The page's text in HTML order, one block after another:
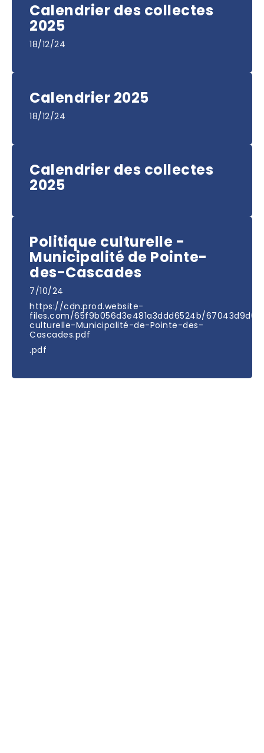
Calendrier des collectes
2025
18/12/24
Calendrier 2025
18/12/24
Calendrier des collectes
2025
Politique culturelle -
Municipalité de Pointe-
des-Cascades
7/10/24
https://cdn.prod.website-
files.com/65f9b056d3e481a3ddd6524b/
culturelle-Municipalité-de-Pointe-des-
Cascades.pdf
.pdf